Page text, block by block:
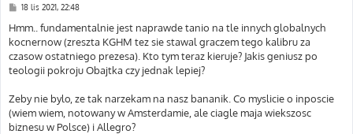
P
s
t
18 lis 2021, 22:48
Hmm.. fundamentalnie jest naprawde tanio na tle innych globalnych
kocnernow (zreszta KGHM tez sie stawal graczem tego kalibru za
czasow ostatniego prezesa). Kto tym teraz kieruje? Jakis geniusz po
teologii pokroju Obajtka czy jednak lepiej?
Zeby nie bylo, ze tak narzekam na nasz bananik. Co myslicie o inposcie
(wiem wiem, notowany w Amsterdamie, ale ciagle maja wiekszosc
biznesu w Polsce) i Allegro?